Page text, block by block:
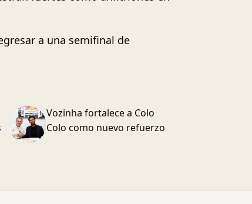
a una semifinal de
Vozinha fortalece a Colo
Colo como nuevo refuerzo